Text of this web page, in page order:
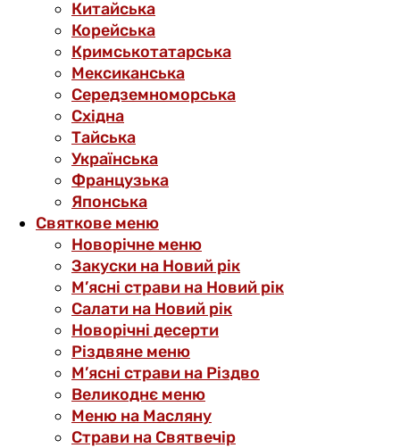
Китайська
Корейська
Кримськотатарська
Мексиканська
Середземноморська
Східна
Тайська
Українська
Французька
Японська
Святкове меню
Новорічне меню
Закуски на Новий рік
М’ясні страви на Новий рік
Салати на Новий рік
Новорічні десерти
Різдвяне меню
М’ясні страви на Різдво
Великоднє меню
Меню на Масляну
Страви на Святвечір